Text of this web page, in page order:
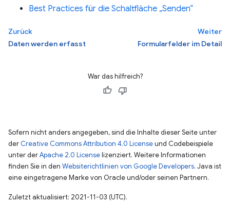
Best Practices für die Schaltfläche „Senden“
Zurück
Daten werden erfasst
Weiter
Formularfelder im Detail
War das hilfreich?
Sofern nicht anders angegeben, sind die Inhalte dieser Seite unter
der Creative Commons Attribution 4.0 Licenseund Codebeispiele
unter derApache 2.0 Licenselizenziert. Weitere Informationen
finden Sie in den Websiterichtlinien von Google Developers. Java ist
eine eingetragene Marke von Oracle und/oder seinen Partnern.
Zuletzt aktualisiert: 2021-11-03 (UTC).